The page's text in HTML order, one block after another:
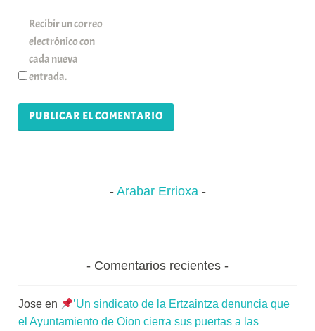
Recibir un correo
electrónico con
cada nueva
entrada.
Arabar Errioxa
Comentarios recientes
Jose en
’Un sindicato de la Ertzaintza denuncia que
el Ayuntamiento de Oion cierra sus puertas a las